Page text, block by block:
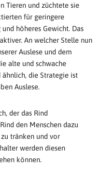
Tieren und züchtete sie
für geringere
höheres Gewicht. Das
An welcher Stelle nun
Auslese und dem
alte und schwache
ähnlich, die Strategie ist
Auslese.
der das Rind
den Menschen dazu
tränken und vor
werden diesen
können.